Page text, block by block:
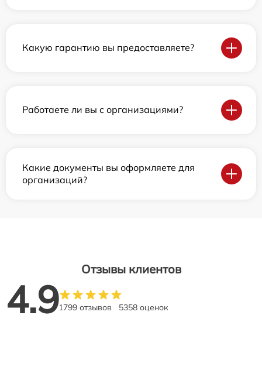
Какую гарантию вы предоставляете?
Работаете ли вы с организациями?
Какие документы вы оформляете для
организаций?
Отзывы клиентов
4.91799 отзывов 5358 оценок